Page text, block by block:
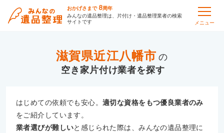
おかげさまで 8周年
みんなの遺品整理は、片付け・遺品整理業者の検索
サイトです
メニュー
滋賀県近江八幡市 の
空き家片付け
はじめての依頼でも安心。適切な資格をもつ優良業者のみ
をご紹介しています。
業者選びが難しいと感じられた際は、みんなの遺品整理に